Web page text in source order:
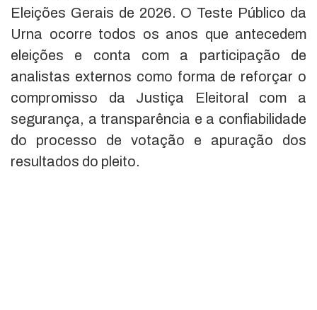
Eleições Gerais de 2026. O Teste Público da
Urna ocorre todos os anos que antecedem
eleições e conta com a participação de
analistas externos como forma de reforçar o
compromisso da Justiça Eleitoral com a
segurança, a transparência e a confiabilidade
do processo de votação e apuração dos
resultados do pleito.